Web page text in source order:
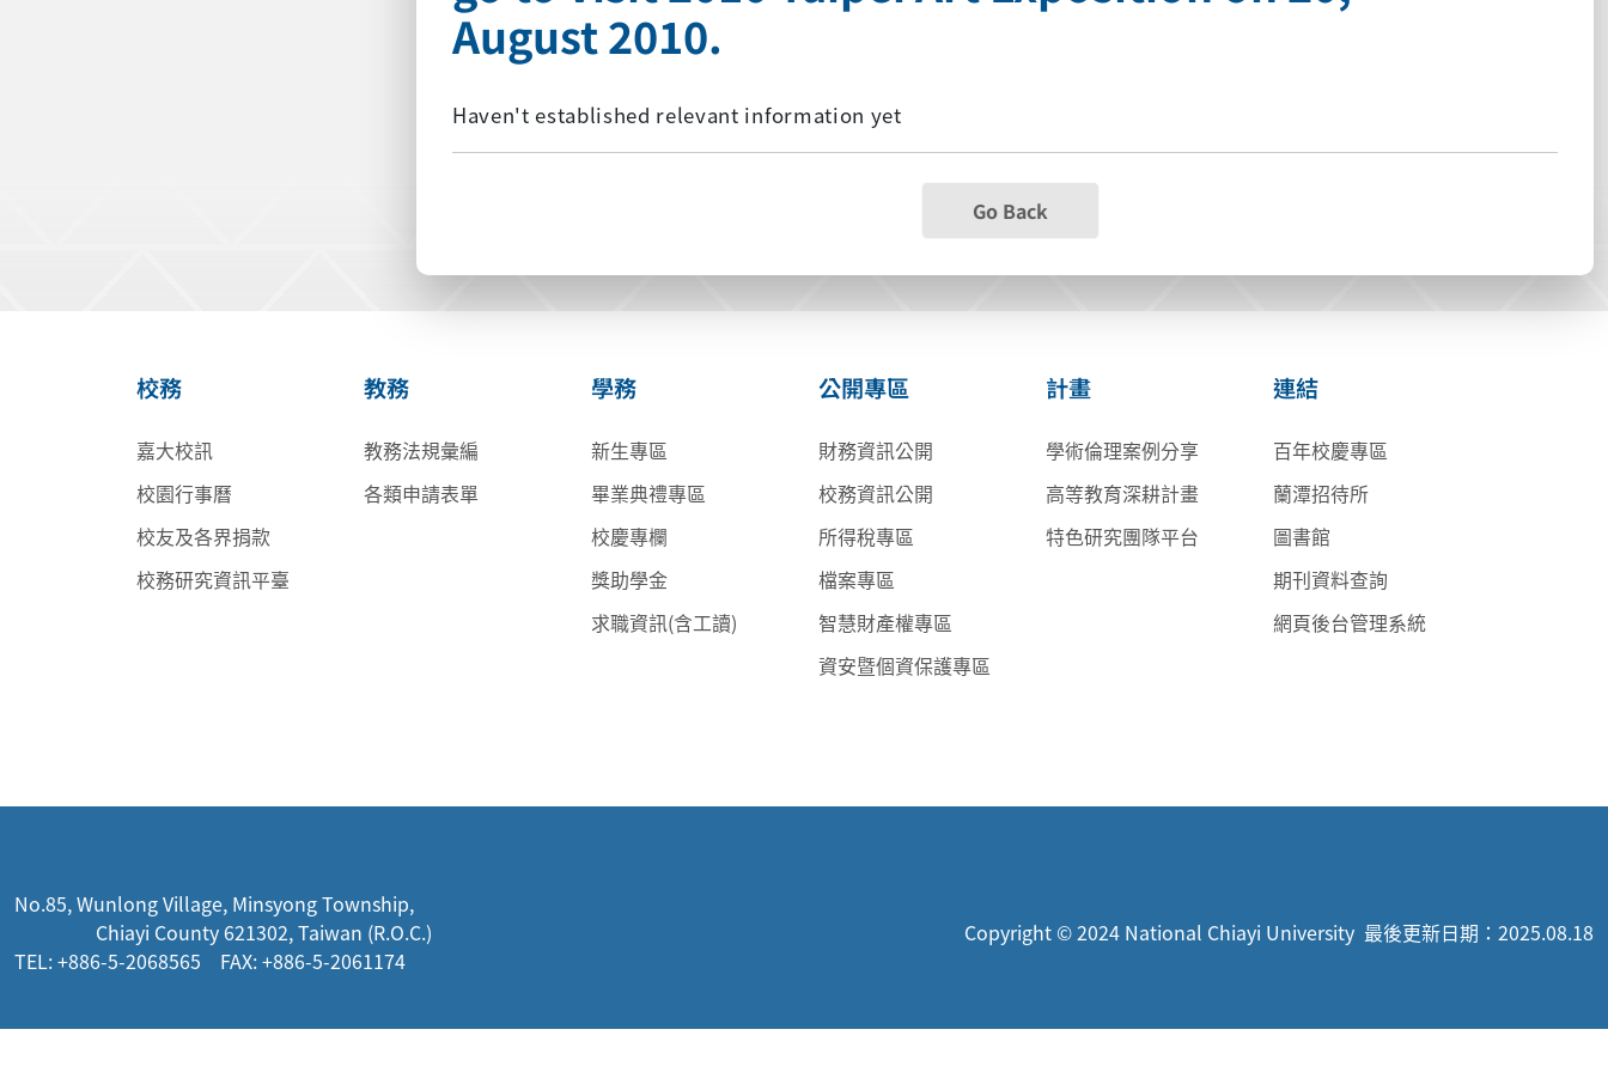
August 2010.
Haven't established relevant information yet
Go Back
校務
嘉大校訊
校園行事曆
校友及各界捐款
校務研究資訊平臺
教務
教務法規彙編
各類申請表單
學務
新生專區
畢業典禮專區
校慶專欄
獎助學金
求職資訊(含工讀)
公開專區
財務資訊公開
校務資訊公開
所得稅專區
檔案專區
智慧財產權專區
資安暨個資保護專區
計畫
學術倫理案例分享
高等教育深耕計畫
特色研究團隊平台
連結
百年校慶專區
蘭潭招待所
圖書館
期刊資料查詢
網頁後台管理系統
No.85, Wunlong Village, Minsyong Township,
Chiayi County 621302, Taiwan (R.O.C.)
TEL: +886-5-2068565 FAX: +886-5-2061174
Copyright © 2024 National Chiayi University 最後更新日期：2025.08.18